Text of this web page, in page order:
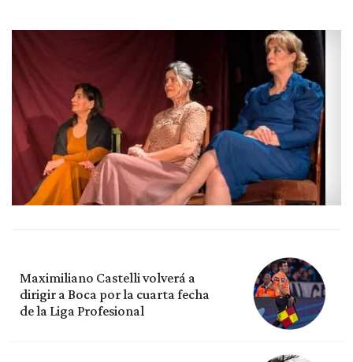
Maximiliano Castelli volverá a
dirigir a Boca por la cuarta fecha
de la Liga Profesional